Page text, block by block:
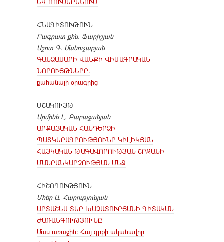
ԵՎ ՌՈՒՍԵՐԵՆՈՒՄ
ՀՆԱԳԻՏՈՒԹՈՒՆ
Բագրատ քհն. Ֆարիշյան
Աշոտ Գ. Մանուչարյան
ԳԱՆՁԱՍԱՐԻ ՎԱՆՔԻ ՎԻՄԱԳՐԱԿԱՆ
ՆՈՐՈՒՅԹՆԵՐԸ.
քահանայի օրագրից
ՄՇԱԿՈՒՅԹ
Արմինե Լ. Բաբաջանյան
ԱՐՔԱՅԱԿԱՆ ՀԱՆԴԵՐՁԻ
ՊԱՏԿԵՐԱԳՐՈՒԹՅՈՒՆԸ ԿԻԼԻԿՅԱՆ
ՀԱՅԿԱԿԱՆ ԹԱԳԱՎՈՐՈՒԹՅԱՆ ՇՐՋԱՆԻ
ՄԱՆՐԱՆԿԱՐՉՈՒԹՅԱՆ ՄԵՋ
ՀԻՇՈՂՈՒԹՅՈՒՆ
Մհեր Ա. Հարությունյան
ԱՐՏԱՇԵՍ ՏԵՐ ԽԱՉԱՏՈՒՐՅԱՆԻ ԳԻՏԱԿԱՆ
ԺԱՌԱՆԳՈՒԹՅՈՒՆԸ
Մաս առաջին։ Հայ գրքի ականավոր